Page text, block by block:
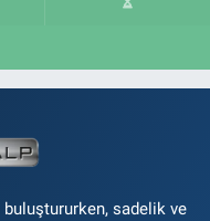
sadelik ve